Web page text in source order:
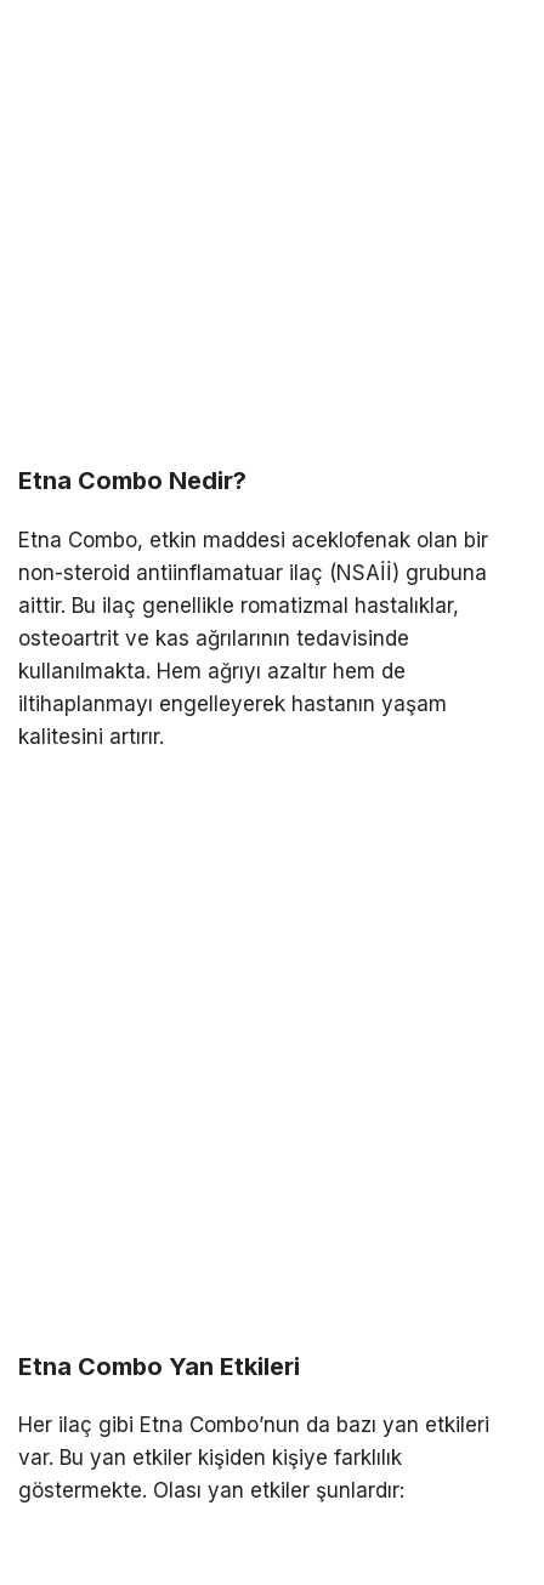
Etna Combo Nedir?
Etna Combo, etkin maddesi aceklofenak olan bir
non-steroid antiinflamatuar ilaç (NSAİİ) grubuna
aittir. Bu ilaç genellikle romatizmal hastalıklar,
osteoartrit ve kas ağrılarının tedavisinde
kullanılmakta. Hem ağrıyı azaltır hem de
iltihaplanmayı engelleyerek hastanın yaşam
kalitesini artırır.
Etna Combo Yan Etkileri
Her ilaç gibi Etna Combo’nun da bazı yan etkileri
var. Bu yan etkiler kişiden kişiye farklılık
göstermekte. Olası yan etkiler şunlardır: